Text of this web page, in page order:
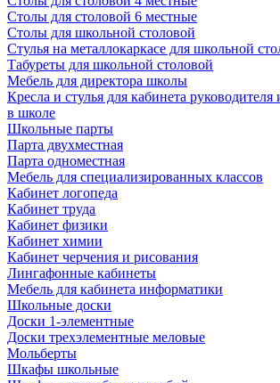
Столы для столовой 6 местные
Столы для школьной столовой
Стулья на металлокаркасе для школьной
Табуреты для школьной столовой
Мебель для директора школы
Кресла и стулья для кабинета
в школе
Школьные парты
Парта двухместная
Парта одноместная
Мебель для специализированных классов
Кабинет логопеда
Кабинет труда
Кабинет физики
Кабинет химии
Кабинет черчения и рисования
Лингафонные кабинеты
Мебель для кабинета информатики
Школьные доски
Доски 1-элементные
Доски трехэлементные меловые
Мольберты
Шкафы школьные